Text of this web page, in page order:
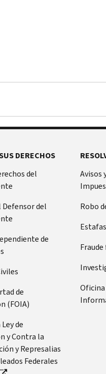
DERECHOS
del
Defensor del
de
de
(FOIA)
de
y Contra la
y Represalias
Federales
Avisos
Robo